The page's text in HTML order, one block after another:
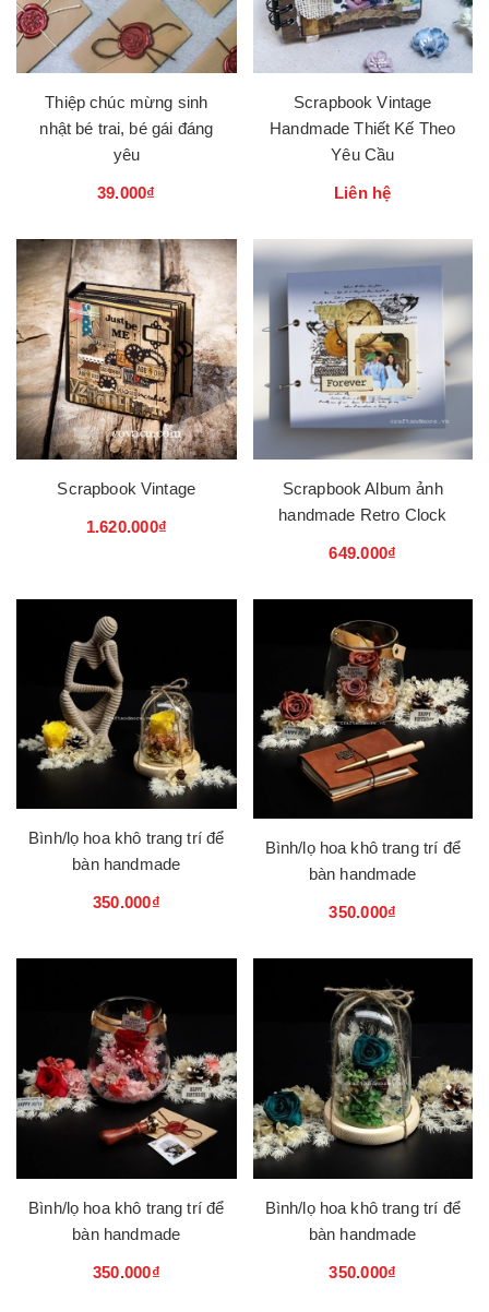
Thiệp chúc mừng sinh
nhật bé trai, bé gái đáng
yêu
39.000₫
Scrapbook Vintage
Handmade Thiết Kế Theo
Yêu Cầu
Liên hệ
Scrapbook Vintage
1.620.000₫
Scrapbook Album ảnh
handmade Retro Clock
649.000₫
Bình/lọ hoa khô trang trí để
bàn handmade
350.000₫
Bình/lọ hoa khô trang trí để
bàn handmade
350.000₫
Bình/lọ hoa khô trang trí để
bàn handmade
350.000₫
Bình/lọ hoa khô trang trí để
bàn handmade
350.000₫